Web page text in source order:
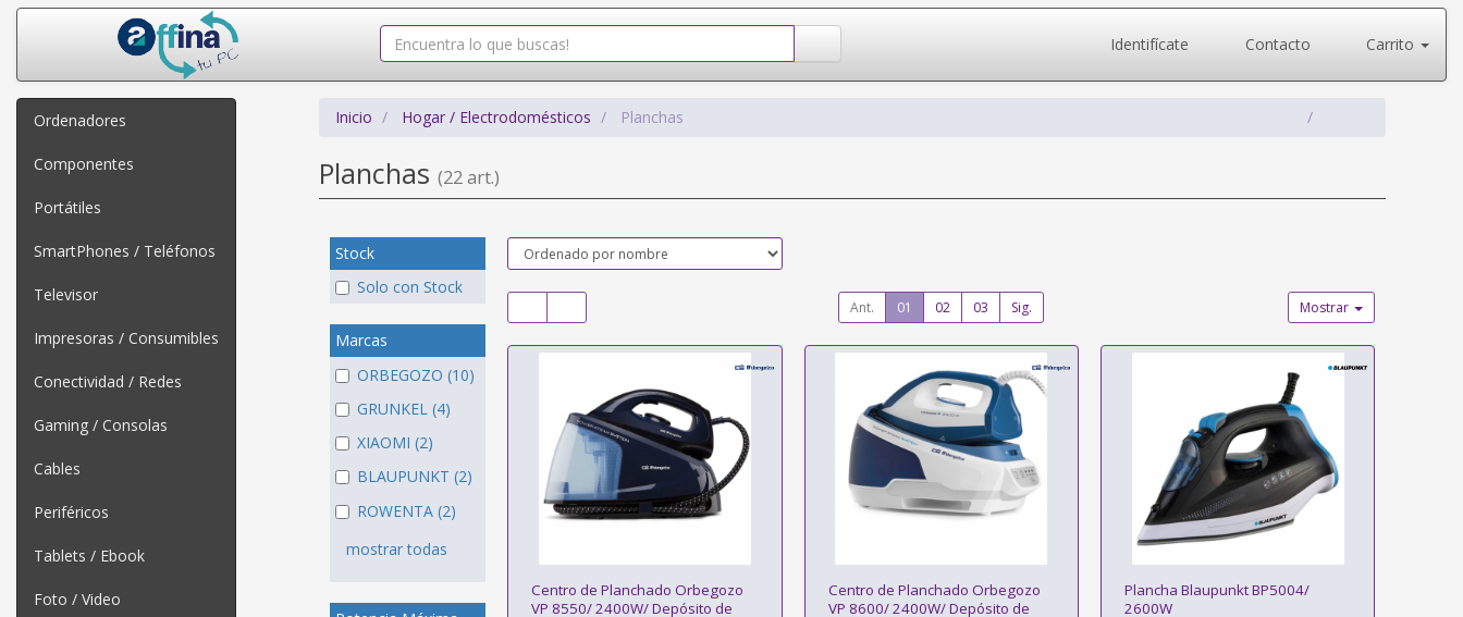
Identifícate Contacto Carrito
Ordenadores
Componentes
Portátiles
SmartPhones / Teléfonos
Televisor
Impresoras / Consumibles
Conectividad / Redes
Gaming / Consolas
Cables
Periféricos
Tablets / Ebook
Foto / Video
Inicio Hogar / Electrodomésticos Planchas
Planchas (22 art.)
Stock
Solo con Stock
Marcas
ORBEGOZO (10)
GRUNKEL (4)
XIAOMI (2)
BLAUPUNKT (2)
ROWENTA (2)
mostrar todas
Ant. 01 02 03 Sig. Mostrar
Centro de Planchado Orbegozo
VP 8550/ 2400W/ Depósito de
Centro de Planchado Orbegozo
VP 8600/ 2400W/ Depósito de
Plancha Blaupunkt BP5004/
2600W